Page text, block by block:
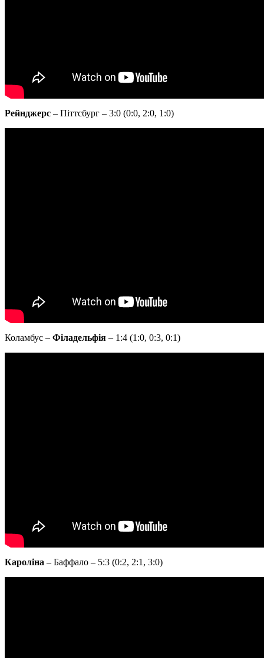
Рейнджерс – Піттсбург – 3:0 (0:0, 2:0, 1:0)
Коламбус – Філадельфія – 1:4 (1:0, 0:3, 0:1)
Кароліна – Баффало – 5:3 (0:2, 2:1, 3:0)